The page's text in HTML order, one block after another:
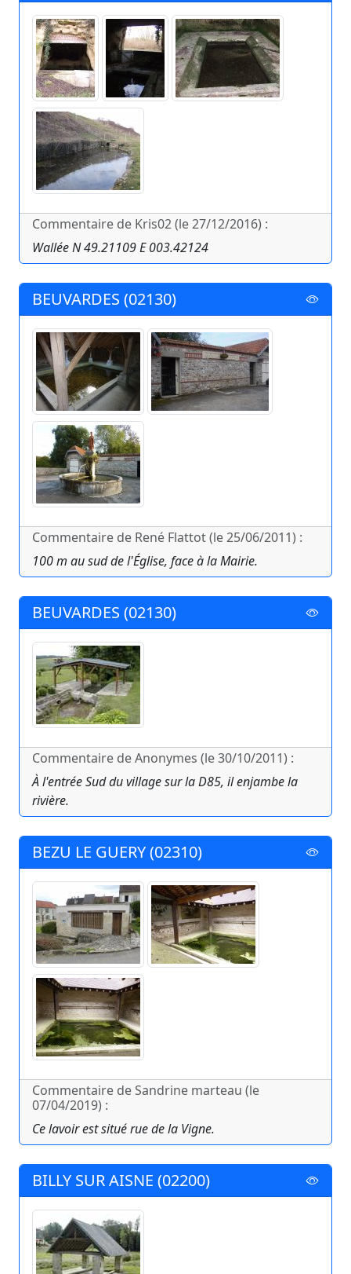
Commentaire de Kris02 (le 27/12/2016) :
Wallée N 49.21109 E 003.42124
BEUVARDES (02130)
Commentaire de René Flattot (le 25/06/2011) :
100 m au sud de l'Église, face à la Mairie.
BEUVARDES (02130)
Commentaire de Anonymes (le 30/10/2011) :
À l'entrée Sud du village sur la D85, il enjambe la
rivière.
BEZU LE GUERY (02310)
Commentaire de Sandrine marteau (le
07/04/2019) :
Ce lavoir est situé rue de la Vigne.
BILLY SUR AISNE (02200)